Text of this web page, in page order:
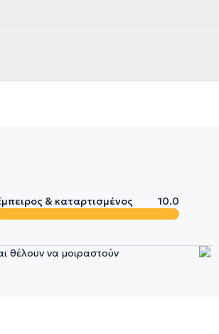
& καταρτισμένος
10.0
θέλουν να μοιραστούν